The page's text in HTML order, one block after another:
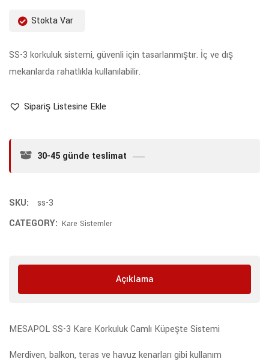
Stokta Var
SS-3 korkuluk sistemi, güvenli için tasarlanmıştır. İç ve dış
mekanlarda rahatlıkla kullanılabilir.
Sipariş Listesine Ekle
30-45 günde teslimat
SKU:
ss-3
CATEGORY: Kare Sistemler
Açıklama
MESAPOL SS-3 Kare Korkuluk Camlı Küpeşte Sistemi
Merdiven, balkon, teras ve havuz kenarları gibi kullanım